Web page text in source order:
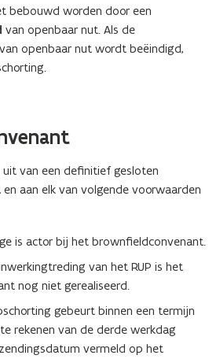
bebouwd worden door een
van openbaar nut. Als de
openbaar nut wordt beëindigd,
van een definitief gesloten
en aan elk van volgende voorwaarden
is actor bij het brownfieldconvenant.
van het RUP is het
nog niet gerealiseerd.
gebeurt binnen een termijn
rekenen van de derde werkdag
vermeld op het